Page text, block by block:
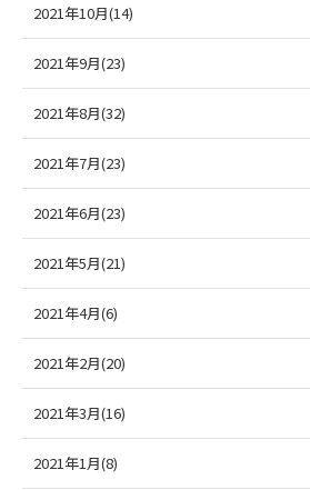
2021年10月(14)
2021年9月(23)
2021年8月(32)
2021年7月(23)
2021年6月(23)
2021年5月(21)
2021年4月(6)
2021年2月(20)
2021年3月(16)
2021年1月(8)